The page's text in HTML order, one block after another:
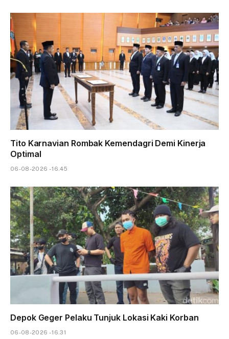
Tito Karnavian Rombak Kemendagri Demi Kinerja
Optimal
06-08-2026 - 16.45
Depok Geger Pelaku Tunjuk Lokasi Kaki Korban
06-08-2026 - 16.31